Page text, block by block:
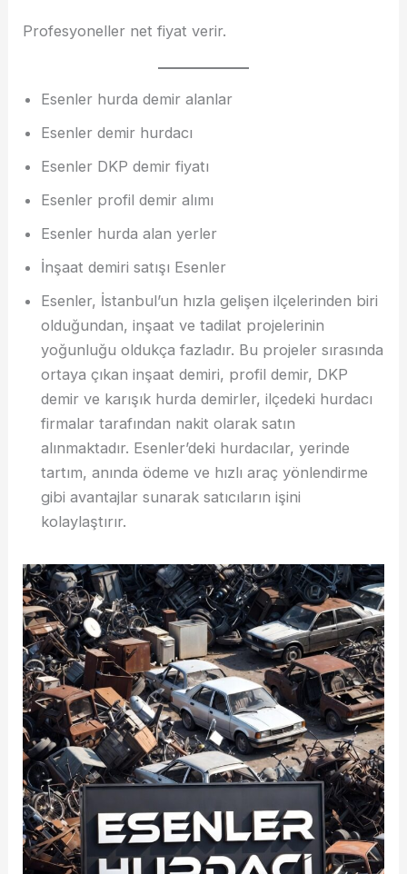
Profesyoneller net fiyat verir.
Esenler hurda demir alanlar
Esenler demir hurdacı
Esenler DKP demir fiyatı
Esenler profil demir alımı
Esenler hurda alan yerler
İnşaat demiri satışı Esenler
Esenler, İstanbul’un hızla gelişen ilçelerinden biri
olduğundan, inşaat ve tadilat projelerinin
yoğunluğu oldukça fazladır. Bu projeler sırasında
ortaya çıkan inşaat demiri, profil demir, DKP
demir ve karışık hurda demirler, ilçedeki hurdacı
firmalar tarafından nakit olarak satın
alınmaktadır. Esenler’deki hurdacılar, yerinde
tartım, anında ödeme ve hızlı araç yönlendirme
gibi avantajlar sunarak satıcıların işini
kolaylaştırır.